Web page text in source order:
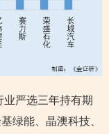
严选三年持有期
绿能、晶澳科技、